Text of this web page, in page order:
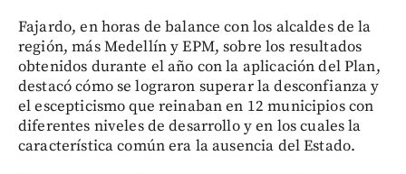
Fajardo, en horas de balance con los alcaldes de la
región, más Medellín y EPM, sobre los resultados
obtenidos durante el año con la aplicación del Plan,
destacó cómo se lograron superar la desconfianza y
el escepticismo que reinaban en 12 municipios con
diferentes niveles de desarrollo y en los cuales la
característica común era la ausencia del Estado.